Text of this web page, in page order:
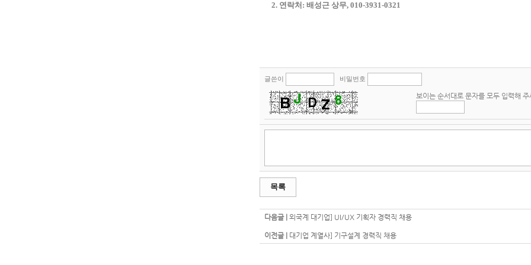
2. 연락처: 배성근 상무, 010-3931-0321
글쓴이 비밀번호
보이는 순서대로 문자를 모두 입력해 주
목록
다음글 | 외국계 대기업] UI/UX 기획자 경력직 채용
이전글 | 대기업 계열사] 기구설계 경력직 채용